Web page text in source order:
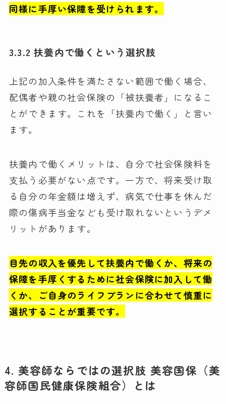
同様に手厚い保障を受けられます。
3.3.2 扶養内で働くという選択肢
上記の加入条件を満たさない範囲で働く場合、
配偶者や親の社会保険の「被扶養者」になるこ
とができます。これを「扶養内で働く」と言い
ます。
扶養内で働くメリットは、自分で社会保険料を
支払う必要がない点です。一方で、将来受け取
る自分の年金額は増えず、病気で仕事を休んだ
際の傷病手当金なども受け取れないというデメ
リットがあります。
目先の収入を優先して扶養内で働くか、将来の
保障を手厚くするために社会保険に加入して働
くか、ご自身のライフプランに合わせて慎重に
選択することが重要です。
4. 美容師ならではの選択肢 美容国保（美
容師国民健康保険組合）とは